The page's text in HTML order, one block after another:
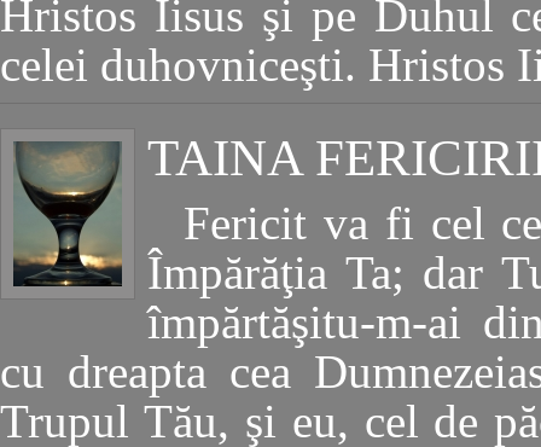
Hristos Iisus şi pe Duhul
celei duhovniceşti. Hristos
TAINA
Fericit va fi cel
Împărăţia Ta; dar
împărtăşitu-m-ai
cu dreapta cea
Trupul Tău, şi eu, cel de